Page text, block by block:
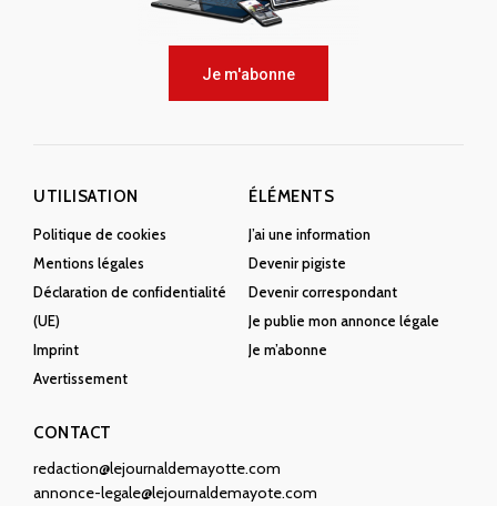
Je m'abonne
UTILISATION
Politique de cookies
Mentions légales
Déclaration de confidentialité
(UE)
Imprint
Avertissement
ÉLÉMENTS
J’ai une information
Devenir pigiste
Devenir correspondant
Je publie mon annonce légale
Je m’abonne
CONTACT
redaction@lejournaldemayotte.com
annonce-legale@lejournaldemayote.com